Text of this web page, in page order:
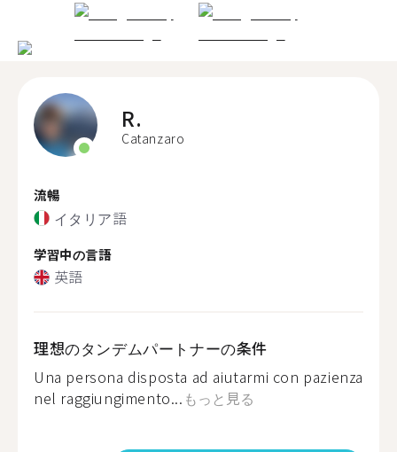
R.
Catanzaro
流暢
イタリア語
学習中の言語
英語
理想のタンデムパートナーの条件
Una persona disposta ad aiutarmi con pazienza
nel raggiungimento... もっと見る